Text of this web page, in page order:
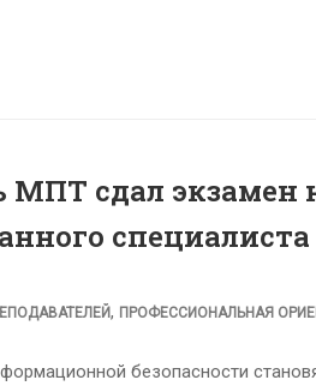
МПТ сдал экзамен
, ПРОФЕССИОНАЛЬНАЯ
безопасности